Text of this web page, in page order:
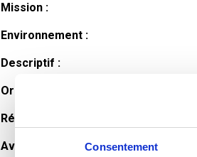
Consentement
Mission :
Environnement :
Descriptif :
Organisation et horaires :
Rémunération :
Avantages :